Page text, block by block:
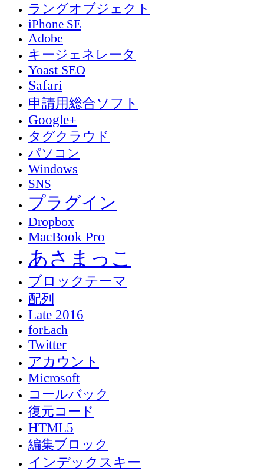
ラングオブジェクト
iPhone SE
Adobe
キージェネレータ
Yoast SEO
Safari
申請用総合ソフト
Google+
タグクラウド
パソコン
Windows
SNS
プラグイン
Dropbox
MacBook Pro
あさまっこ
ブロックテーマ
配列
Late 2016
forEach
Twitter
アカウント
Microsoft
コールバック
復元コード
HTML5
編集ブロック
インデックスキー